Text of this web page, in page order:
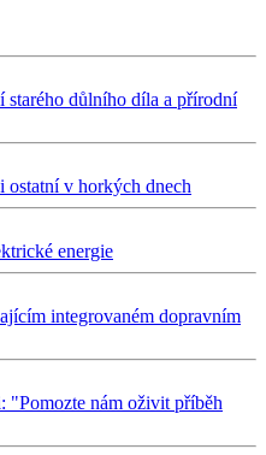
důlního díla a přírodní
ostatní v horkých dnech
energie
integrovaném dopravním
"Pomozte nám oživit příběh